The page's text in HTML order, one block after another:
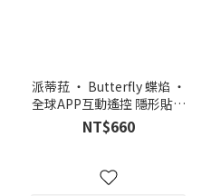
派蒂菈 ‧ Butterfly 蝶焰 ‧
全球APP互動遙控 隱形貼合
10段變頻雙人齊歡USB充電
式繫帶穿戴震動器
NT$660